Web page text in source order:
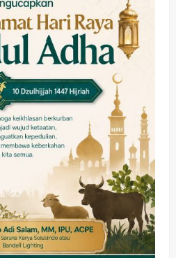
Mesin Menuju Piala
5 Agustus 2026
Hiburan Pemerintahan
Ribuan Warga Wage
Blek di Bazar Rakyat Jalan
Borong Kuliner UMKM Sambil
Jaranan!
4 Agustus 2026
Pemerintahan
Sidoarjo & Muhammadiyah
Permudah Perizinan, Wakaf,
Hibah
4 Agustus 2026
Pemerintahan